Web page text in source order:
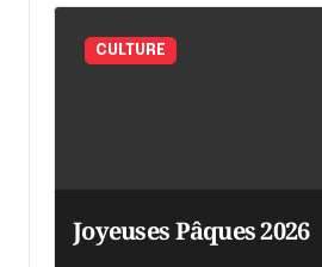
CULTURE
Joyeuses Pâques 2026